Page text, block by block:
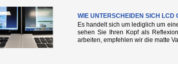
WIE UNTERSCHEIDEN SICH LCD
Es handelt sich um lediglich um
sehen Sie Ihren Kopf als
arbeiten, empfehlen wir die matte